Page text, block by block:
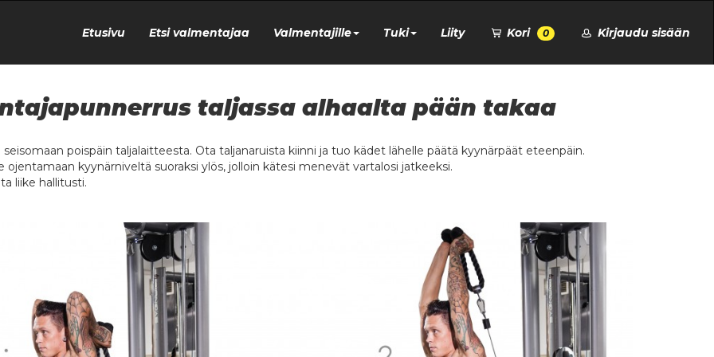
Etusivu Etsi valmentajaa Valmentajille Tuki Liity Kori 0 Kirjaudu sisään
taljassa alhaalta pään takaa
seisomaan poispäin taljalaitteesta. Ota taljanaruista kiinni ja tuo kädet lähelle päätä kyynärpäät eteenpäin.
ojentamaan kyynärniveltä suoraksi ylös, jolloin kätesi menevät vartalosi jatkeeksi.
liike hallitusti.